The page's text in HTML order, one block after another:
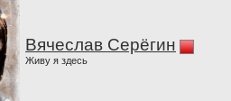
Вячеслав Серёгин
Живу я здесь